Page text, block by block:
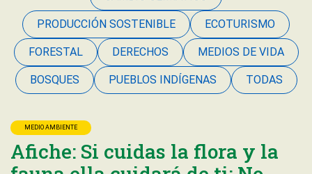
PRODUCCIÓN SOSTENIBLE ECOTURISMO
FORESTAL DERECHOS MEDIOS DE VIDA
BOSQUES PUEBLOS INDÍGENAS TODAS
MEDIO AMBIENTE
Afiche: Si cuidas la flora y la